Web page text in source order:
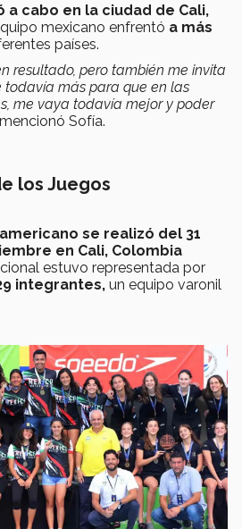
a cabo en la ciudad de Cali,
mexicano enfrentó a más
países.
resultado, pero también me invita
todavía más para que en las
me vaya todavía mejor y poder
mencionó Sofía.
los Juegos
se realizó del 31
en Cali, Colombia
estuvo representada por
integrantes, un equipo varonil